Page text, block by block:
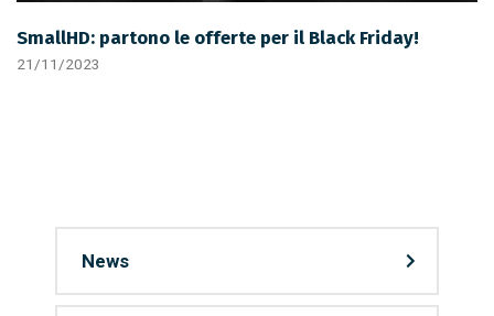
SmallHD: partono le offerte per il Black Friday!
21/11/2023
News